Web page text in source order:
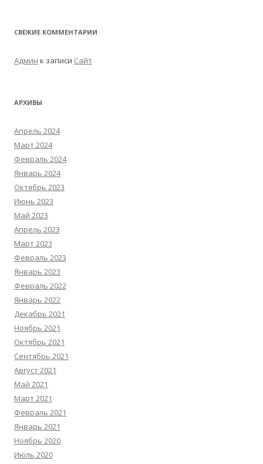
СВЕЖИЕ КОММЕНТАРИИ
Админ к записи Сайт
АРХИВЫ
Апрель 2024
Март 2024
Февраль 2024
Январь 2024
Октябрь 2023
Июнь 2023
Май 2023
Апрель 2023
Март 2023
Февраль 2023
Январь 2023
Февраль 2022
Январь 2022
Декабрь 2021
Ноябрь 2021
Октябрь 2021
Сентябрь 2021
Август 2021
Май 2021
Март 2021
Февраль 2021
Январь 2021
Ноябрь 2020
Июль 2020